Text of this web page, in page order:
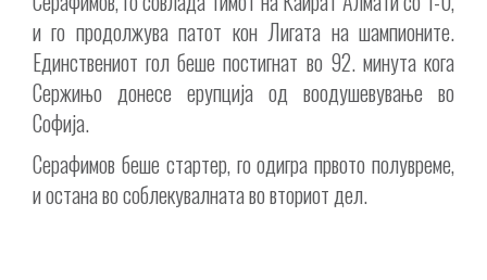
и го продолжува патот кон Лигата на шампионите.
Единствениот гол беше постигнат во 92. минута кога
Сержињо донесе ерупција од воодушевување во
Софија.
Серафимов беше стартер, го одигра првото полувреме,
и остана во соблекувалната во вториот дел.